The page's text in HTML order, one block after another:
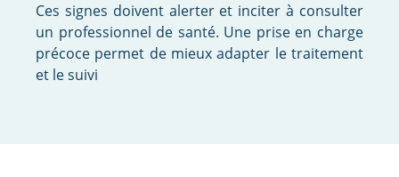
Ces signes doivent alerter et inciter à consulter
un professionnel de santé. Une prise en charge
précoce permet de mieux adapter le traitement
et le suivi